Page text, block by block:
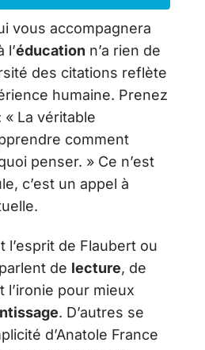
vous accompagnera
l’éducation n’a rien de
des citations reflète
humaine. Prenez
La véritable
comment
penser. » Ce n’est
c’est un appel à
de Flaubert ou
de lecture, de
l’ironie pour mieux
. D’autres se
d’Anatole France